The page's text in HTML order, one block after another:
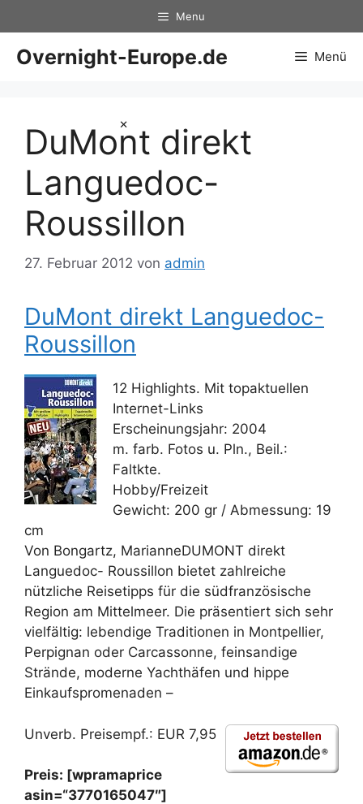
×
Inhalt
springen
Menu
Overnight-Europe.de Menü
DuMont direkt
Languedoc-
Roussillon
27. Februar 2012 von admin
DuMont direkt Languedoc-
Roussillon
12 Highlights. Mit topaktuellen
Internet-Links
Erscheinungsjahr: 2004
m. farb. Fotos u. Pln., Beil.:
Faltkte.
Hobby/Freizeit
Gewicht: 200 gr / Abmessung: 19
cm
Von Bongartz, MarianneDUMONT direkt
Languedoc- Roussillon bietet zahlreiche
nützliche Reisetipps für die südfranzösische
Region am Mittelmeer. Die präsentiert sich sehr
vielfältig: lebendige Traditionen in Montpellier,
Perpignan oder Carcassonne, feinsandige
Strände, moderne Yachthäfen und hippe
Einkaufspromenaden –
Unverb. Preisempf.: EUR 7,95
Preis: [wpramaprice
asin=“3770165047″]